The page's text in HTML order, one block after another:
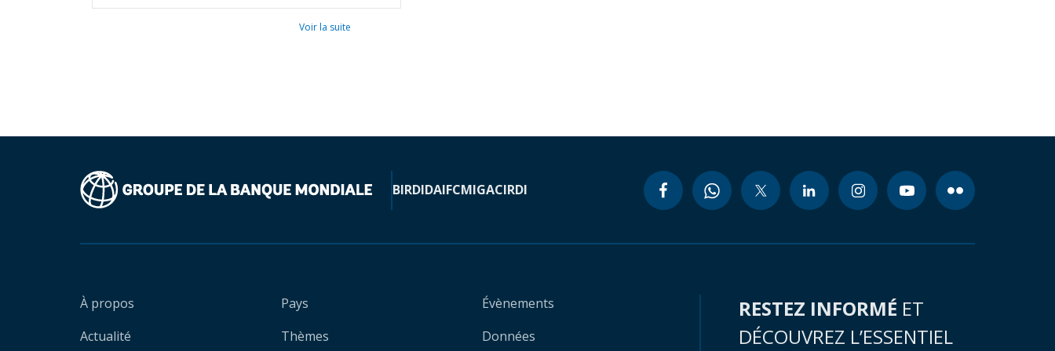
Voir la suite
BIRDIDAIFCMIGACIRDI
À propos
Actualité
Pays
Thèmes
Évènements
Données
RESTEZ INFORMÉ ET
DÉCOUVREZ L’ESSENTIEL